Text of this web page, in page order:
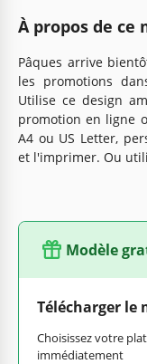
À propos de ce
Pâques arrive
les promotions
Utilise ce design
promotion en ligne
A4 ou US Letter,
et l'imprimer. Ou
Modèle
Télécharger le
Choisissez votre
immédiatement